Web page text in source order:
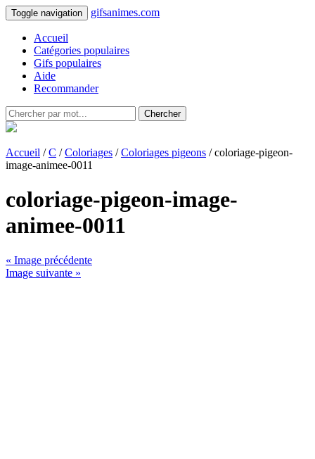
Toggle navigation gifsanimes.com
Accueil
Catégories populaires
Gifs populaires
Aide
Recommander
Chercher
Accueil /C /Coloriages /Coloriages pigeons / coloriage-pigeon-
image-animee-0011
coloriage-pigeon-image-
animee-0011
« Image précédente
Image suivante »